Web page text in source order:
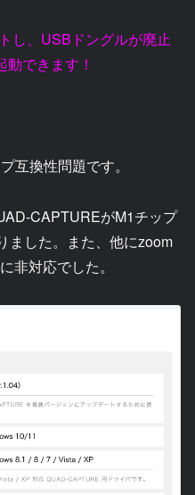
し、USBドングルが廃止
できます！
互換性問題です。
CAPTUREがM1チップ
ました。また、他にzoom
非対応でした。